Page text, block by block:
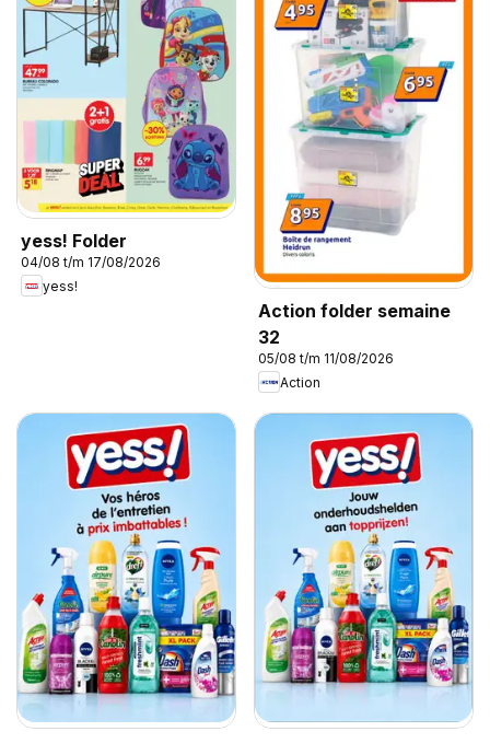
yess! Folder
04/08 t/m 17/08/2026
yess!
Action folder semaine
32
05/08 t/m 11/08/2026
Action